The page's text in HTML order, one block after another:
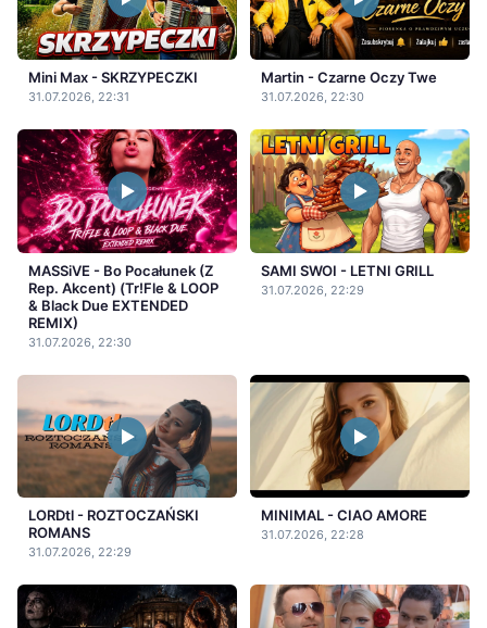
Mini Max - SKRZYPECZKI
31.07.2026, 22:31
Martin - Czarne Oczy Twe
31.07.2026, 22:30
MASSiVE - Bo Pocałunek (Z
Rep. Akcent) (Tr!Fle & LOOP
& Black Due EXTENDED
REMIX)
31.07.2026, 22:30
SAMI SWOI - LETNI GRILL
31.07.2026, 22:29
LORDtl - ROZTOCZAŃSKI
ROMANS
31.07.2026, 22:29
MINIMAL - CIAO AMORE
31.07.2026, 22:28